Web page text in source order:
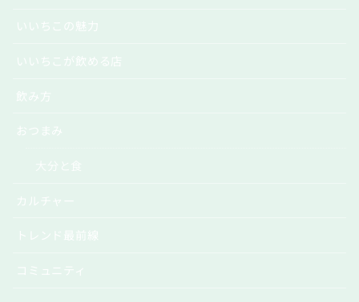
いいちこの魅力
いいちこが飲める店
飲み方
おつまみ
カルチャー
トレンド最前線
コミュニティ